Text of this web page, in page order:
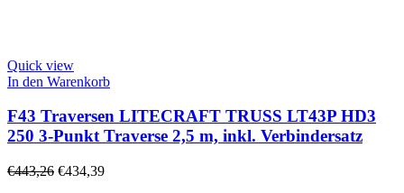
Quick view
In den Warenkorb
F43 Traversen LITECRAFT TRUSS LT43P HD3
250 3-Punkt Traverse 2,5 m, inkl. Verbindersatz
€443,26 €434,39